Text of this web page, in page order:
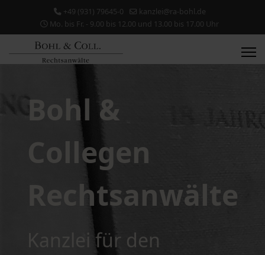
+49 (931) 79645-0
kanzlei@ra-bohl.de
Mo. bis Fr. - 9.00 bis 12.00 und 13.00 bis 17.00 Uhr
Bohl &
Collegen
Rechtsanwälte
Kanzlei für den